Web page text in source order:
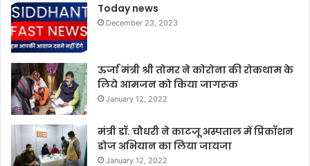
Today news
December 23, 2023
ऊर्जा मंत्री श्री तोमर ने कोरोना की रोकथाम के
लिये आमजन को किया जागरूक
January 12, 2022
मंत्री डॉ. चौधरी ने काटजू अस्पताल में प्रिकॉशन
डोज अभियान का लिया जायजा
January 12, 2022